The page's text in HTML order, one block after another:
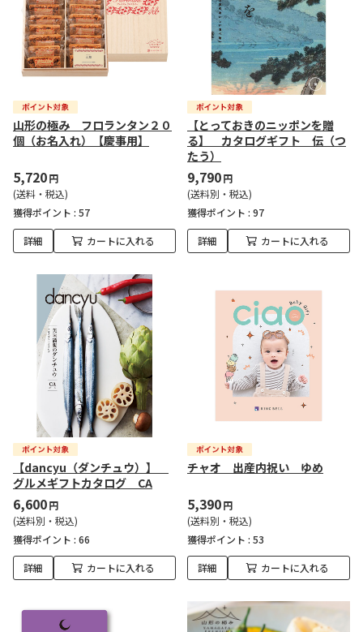
山形の極み フロランタン２０
個（お名入れ）【慶事用】
5,720円
(送料・税込)
獲得ポイント : 57
詳細 カートに入れる
【とっておきのニッポンを贈
る】 カタログギフト 伝（つ
たう）
9,790円
(送料別・税込)
獲得ポイント : 97
詳細 カートに入れる
【dancyu（ダンチュウ）】
グルメギフトカタログ CA
6,600円
(送料別・税込)
獲得ポイント : 66
詳細 カートに入れる
チャオ 出産内祝い ゆめ
5,390円
(送料別・税込)
獲得ポイント : 53
詳細 カートに入れる